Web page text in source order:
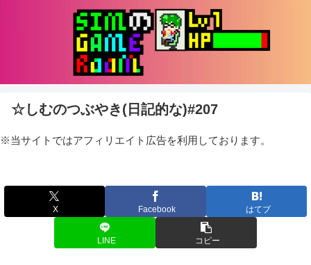
☆しむのつぶやき(日記的な)#207
※当サイトではアフィリエイト広告を利用しております。
X Facebook はてブ
LINE コピー